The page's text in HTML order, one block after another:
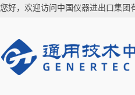
您好，欢迎访问中国仪器进出口集团